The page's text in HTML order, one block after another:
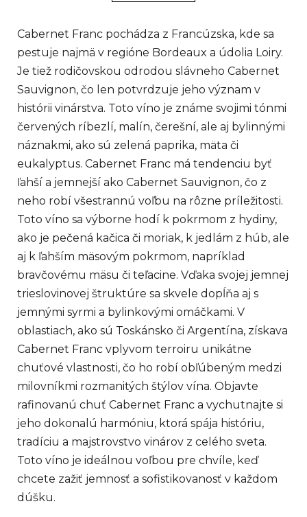
d
c
i
e
p
r
v
k
y
v
ý
p
i
s
u
n
i
e
Cabernet Franc pochádza z Francúzska, kde sa
pestuje najmä v regióne Bordeaux a údolia Loiry.
Je tiež rodičovskou odrodou slávneho Cabernet
Sauvignon, čo len potvrdzuje jeho význam v
histórii vinárstva. Toto víno je známe svojimi tónmi
červených ríbezlí, malín, čerešní, ale aj bylinnými
náznakmi, ako sú zelená paprika, mäta či
eukalyptus. Cabernet Franc má tendenciu byť
ľahší a jemnejší ako Cabernet Sauvignon, čo z
neho robí všestrannú voľbu na rôzne príležitosti.
Toto víno sa výborne hodí k pokrmom z hydiny,
ako je pečená kačica či moriak, k jedlám z húb, ale
aj k ľahším mäsovým pokrmom, napríklad
bravčovému mäsu či teľacine. Vďaka svojej jemnej
trieslovinovej štruktúre sa skvele dopĺňa aj s
jemnými syrmi a bylinkovými omáčkami. V
oblastiach, ako sú Toskánsko či Argentína, získava
Cabernet Franc vplyvom terroiru unikátne
chuťové vlastnosti, čo ho robí obľúbeným medzi
milovníkmi rozmanitých štýlov vína. Objavte
rafinovanú chuť Cabernet Franc a vychutnajte si
jeho dokonalú harmóniu, ktorá spája históriu,
tradíciu a majstrovstvo vinárov z celého sveta.
Toto víno je ideálnou voľbou pre chvíle, keď
chcete zažiť jemnosť a sofistikovanosť v každom
dúšku.